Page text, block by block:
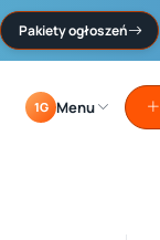
Pakiety ogłoszeń
1G Menu